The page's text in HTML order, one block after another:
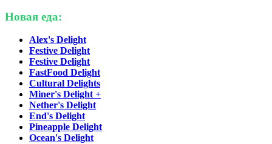
Новая еда:
Alex's Delight
Festive Delight
Festive Delight
FastFood Delight
Cultural Delights
Miner's Delight +
Nether's Delight
End's Delight
Pineapple Delight
Ocean's Delight